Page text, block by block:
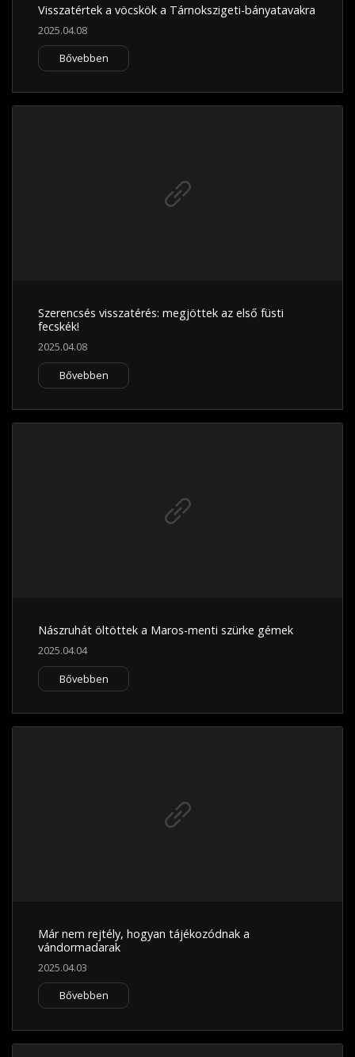
Visszatértek a vöcskök a Tárnokszigeti-bányatavakra
2025.04.08
Bővebben
Szerencsés visszatérés: megjöttek az első füsti
fecskék!
2025.04.08
Bővebben
Nászruhát öltöttek a Maros-menti szürke gémek
2025.04.04
Bővebben
Már nem rejtély, hogyan tájékozódnak a
vándormadarak
2025.04.03
Bővebben